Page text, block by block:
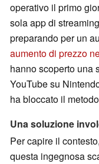
operativo il primo
sola app di
preparando per un
aumento di prezzo
hanno scoperto una
YouTube su
ha bloccato il
Una soluzione
Per capire il
questa ingegnosa